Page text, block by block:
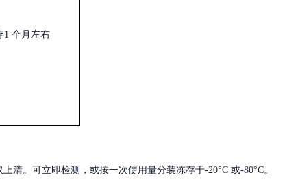
1 个月左右
清。可立即检测，或按一次使用量分装冻存于-20°C 或-80°C。